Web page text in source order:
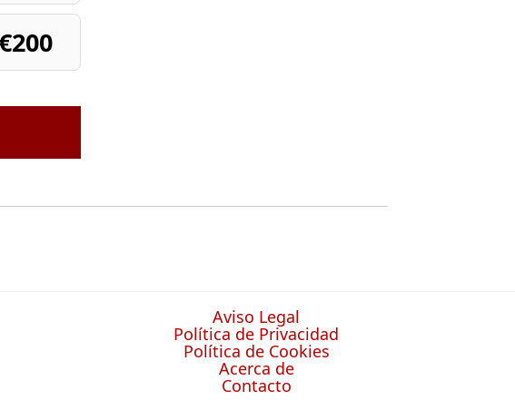
Aviso Legal
Política de Privacidad
Política de Cookies
Acerca de
Contacto